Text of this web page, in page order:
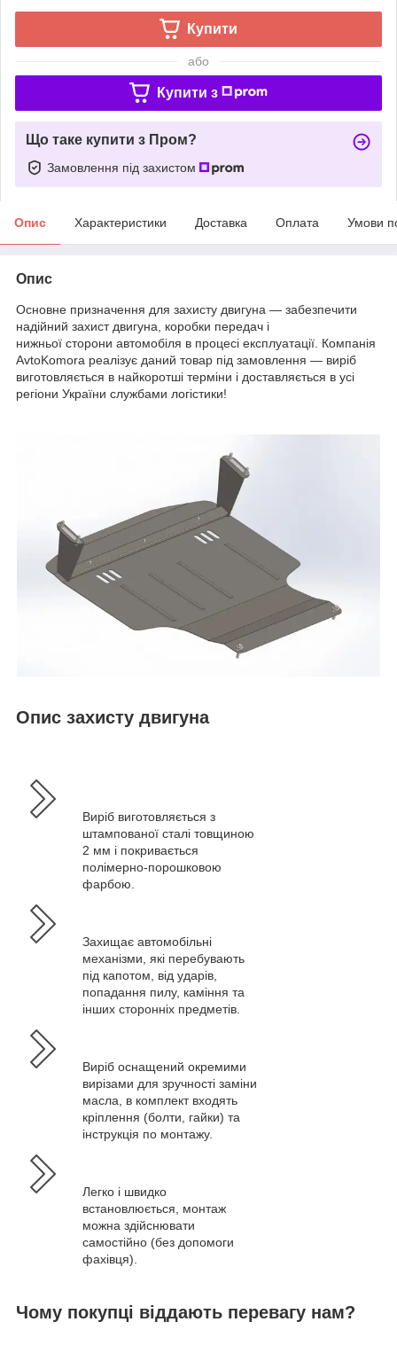
Купити
або
Купити з
Що таке купити з Пром?
Замовлення під захистом
Опис Характеристики Доставка Оплата Умови
Опис
Основне призначення для захисту двигуна — забезпечити
надійний захист двигуна, коробки передач і
нижньої сторони автомобіля в процесі експлуатації. Компанія
AvtoKomora реалізує даний товар під замовлення — виріб
виготовляється в найкоротші терміни і доставляється в усі
регіони України службами логістики!
Опис захисту двигуна
Виріб виготовляється з
штампованої сталі товщиною
2 мм і покривається
полімерно-порошковою
фарбою.
Захищає автомобільні
механізми, які перебувають
під капотом, від ударів,
попадання пилу, каміння та
інших сторонніх предметів.
Виріб оснащений окремими
вирізами для зручності заміни
масла, в комплект входять
кріплення (болти, гайки) та
інструкція по монтажу.
Легко і швидко
встановлюється, монтаж
можна здійснювати
самостійно (без допомоги
фахівця).
Чому покупці віддають перевагу нам?